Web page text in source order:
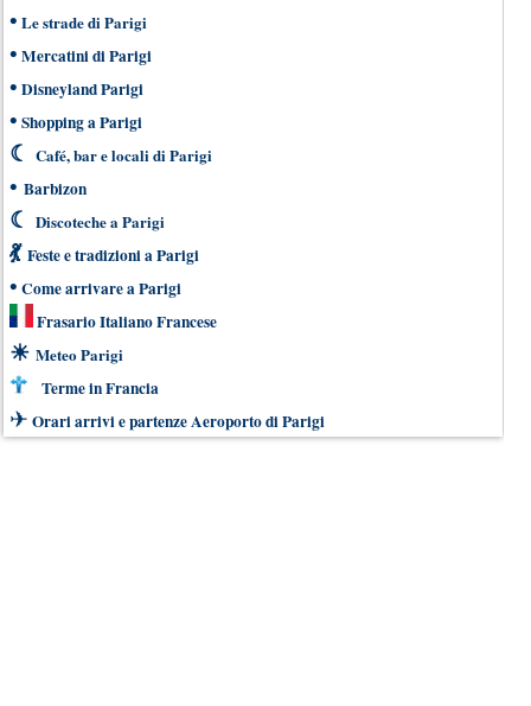
• Le strade di Parigi
• Mercatini di Parigi
• Disneyland Parigi
• Shopping a Parigi
☾ Café, bar e locali di Parigi
• Barbizon
☾ Discoteche a Parigi
💃 Feste e tradizioni a Parigi
• Come arrivare a Parigi
Frasario Italiano Francese
☀ Meteo Parigi
Terme in Francia
✈ Orari arrivi e partenze Aeroporto di Parigi